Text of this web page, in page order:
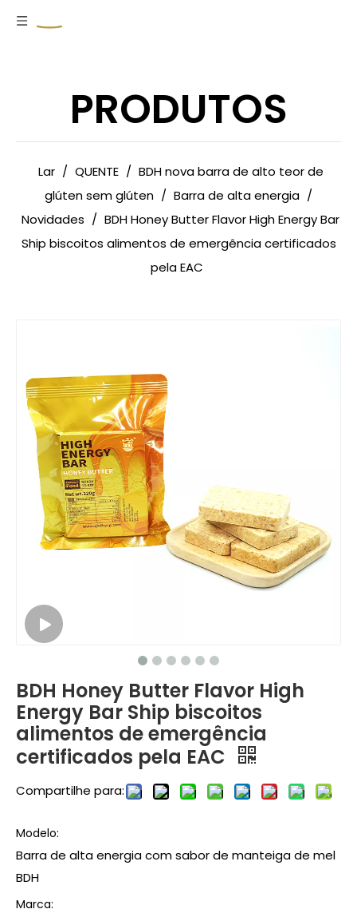
PRODUTOS
Lar / QUENTE / BDH nova barra de alto teor de
glúten sem glúten / Barra de alta energia /
Novidades / BDH Honey Butter Flavor High Energy Bar
Ship biscoitos alimentos de emergência certificados
pela EAC
BDH Honey Butter Flavor High
Energy Bar Ship biscoitos
alimentos de emergência
certificados pela EAC
Compartilhe para:
Modelo:
Barra de alta energia com sabor de manteiga de mel
BDH
Marca: